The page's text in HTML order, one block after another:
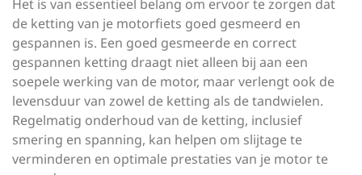
Het is van essentieel belang om ervoor te zorgen dat
de ketting van je motorfiets goed gesmeerd en
gespannen is. Een goed gesmeerde en correct
gespannen ketting draagt niet alleen bij aan een
soepele werking van de motor, maar verlengt ook de
levensduur van zowel de ketting als de tandwielen.
Regelmatig onderhoud van de ketting, inclusief
smering en spanning, kan helpen om slijtage te
verminderen en optimale prestaties van je motor te